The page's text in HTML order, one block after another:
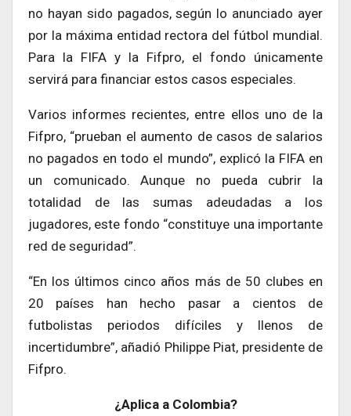
no hayan sido pagados, según lo anunciado ayer
por la máxima entidad rectora del fútbol mundial.
Para la FIFA y la Fifpro, el fondo únicamente
servirá para financiar estos casos especiales.
Varios informes recientes, entre ellos uno de la
Fifpro, “prueban el aumento de casos de salarios
no pagados en todo el mundo”, explicó la FIFA en
un comunicado. Aunque no pueda cubrir la
totalidad de las sumas adeudadas a los
jugadores, este fondo “constituye una importante
red de seguridad”.
“En los últimos cinco años más de 50 clubes en
20 países han hecho pasar a cientos de
futbolistas periodos difíciles y llenos de
incertidumbre”, añadió Philippe Piat, presidente de
Fifpro.
¿Aplica a Colombia?